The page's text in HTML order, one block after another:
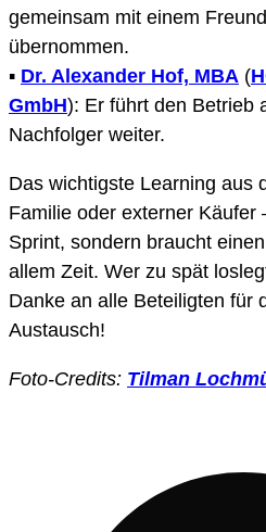
gemeinsam mit einem
übernommen.
▪️ Dr. Alexander Hof, MBA (
GmbH): Er führt den Betrieb
Nachfolger weiter.
Das wichtigste Learning aus
Familie oder externer Käufer
Sprint, sondern braucht
allem Zeit. Wer zu spät
Danke an alle Beteiligten für
Austausch!
Foto-Credits: Tilman